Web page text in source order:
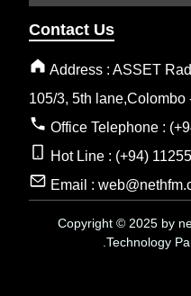
Contact Us
Address : ASSET
105/3, 5th lane,Colombo
Office Telephone :
Hot Line : (+94)
Email :
Copyright © 2025 by
.Technology